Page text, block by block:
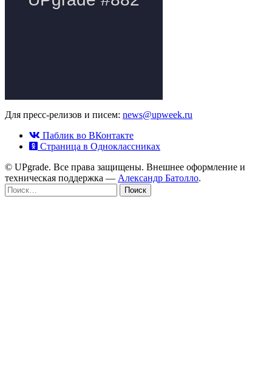
Для пресс-релизов и писем: news@upweek.ru
Паблик во ВКонтакте
Страница в Одноклассниках
© UPgrade. Все права защищены. Внешнее оформление и
техническая поддержка — Александр Батолло.
Найти: